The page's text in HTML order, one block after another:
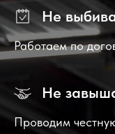
Не
Работаем по
Не
Проводим